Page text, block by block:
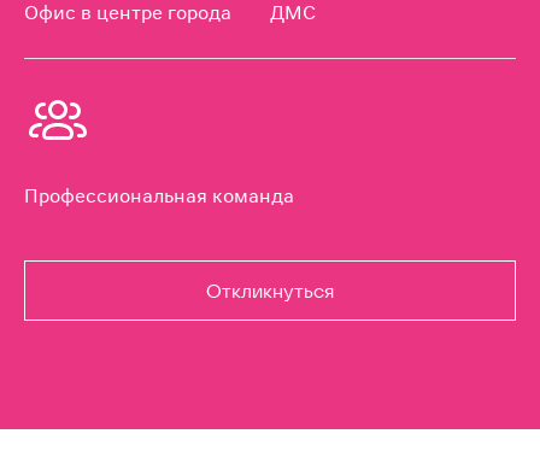
Офис в центре города ДМС
Профессиональная команда
Откликнуться